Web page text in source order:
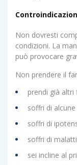
Non dovresti
condizioni. La
può provocare
Non prendere il
prendi già
soffri di
soffri di
soffri di
sei incline al